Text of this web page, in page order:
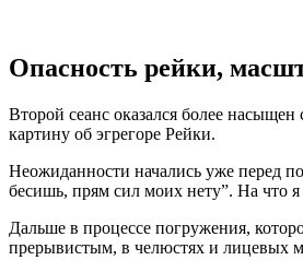
Опасность рейки,
Второй сеанс оказался более
картину об эгрегоре Рейки.
Неожиданности начались уже перед
бесишь, прям сил моих нету”. На что
Дальше в процессе погружения,
прерывистым, в челюстях и лицевых